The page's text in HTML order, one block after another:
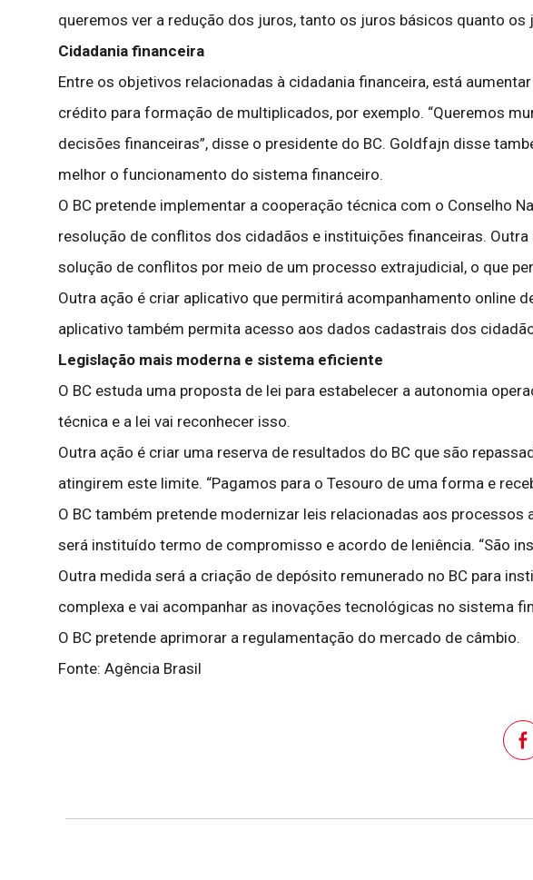
queremos ver a redução dos juros, tanto os juros básicos quanto
Cidadania financeira
Entre os objetivos relacionadas à cidadania financeira, está
crédito para formação de multiplicados, por exemplo. “Queremos
decisões financeiras”, disse o presidente do BC. Goldfajn disse
melhor o funcionamento do sistema financeiro.
O BC pretende implementar a cooperação técnica com o Conselho
resolução de conflitos dos cidadãos e instituições financeiras.
solução de conflitos por meio de um processo extrajudicial, o que
Outra ação é criar aplicativo que permitirá acompanhamento online
aplicativo também permita acesso aos dados cadastrais dos
Legislação mais moderna e sistema eficiente
O BC estuda uma proposta de lei para estabelecer a autonomia
técnica e a lei vai reconhecer isso.
Outra ação é criar uma reserva de resultados do BC que são
atingirem este limite. “Pagamos para o Tesouro de uma forma e
O BC também pretende modernizar leis relacionadas aos
será instituído termo de compromisso e acordo de leniência. “São
Outra medida será a criação de depósito remunerado no BC para
complexa e vai acompanhar as inovações tecnológicas no sistema
O BC pretende aprimorar a regulamentação do mercado de câmbio.
Fonte: Agência Brasil